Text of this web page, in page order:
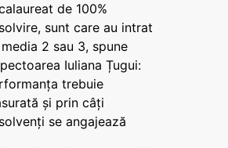
de 100%
sunt care au intrat
2 sau 3, spune
Iuliana Țugui:
trebuie
și prin câți
se angajează